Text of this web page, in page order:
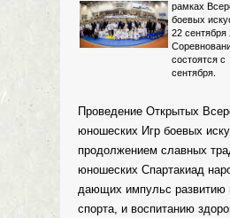
рамках
боевых
22 сентября
состоятся
сентября.
Проведение Открытых
юношеских Игр боевых
продолжением славных
юношеских Спартакиад
дающих импульс развитию
спорта, и воспитанию